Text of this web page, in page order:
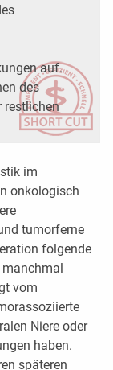
auf.
des
restlichen
im
onkologisch
tumorferne
folgende
manchmal
vom
Niere oder
haben.
späteren